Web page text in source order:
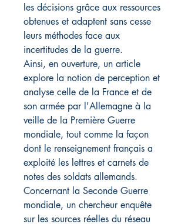
les décisions grâce aux ressources
obtenues et adaptent sans cesse
leurs méthodes face aux
incertitudes de la guerre.
Ainsi, en ouverture, un article
explore la notion de perception et
analyse celle de la France et de
son armée par l'Allemagne à la
veille de la Première Guerre
mondiale, tout comme la façon
dont le renseignement français a
exploité les lettres et carnets de
notes des soldats allemands.
Concernant la Seconde Guerre
mondiale, un chercheur enquête
sur les sources réelles du réseau